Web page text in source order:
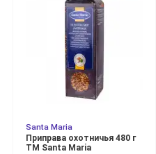
Santa Maria
Приправа охотничья 480 г
ТМ Santa Maria